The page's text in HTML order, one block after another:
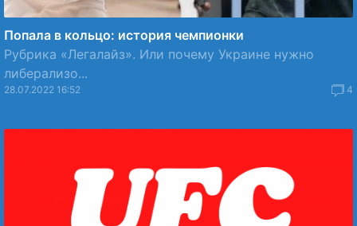
Попала в кольцо: история чемпионки
Рубрика «Легалайз». Или почему Украине нужно
либерализо...
28.07.2022 16:52 4